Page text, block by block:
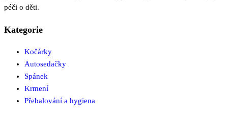
péči o děti.
Kategorie
Kočárky
Autosedačky
Spánek
Krmení
Přebalování a hygiena